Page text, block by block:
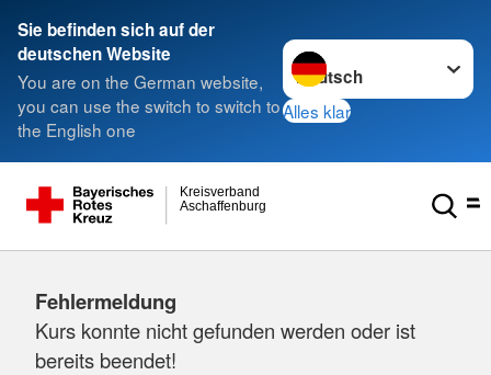
Sie befinden sich auf der
deutschen Website
You are on the German website,
you can use the switch to switch to
the English one
Sprache wechseln zu
Alles klar
Aschaffenburg
Kreisverband
Fehlermeldung
Kurs konnte nicht gefunden werden oder ist
bereits beendet!